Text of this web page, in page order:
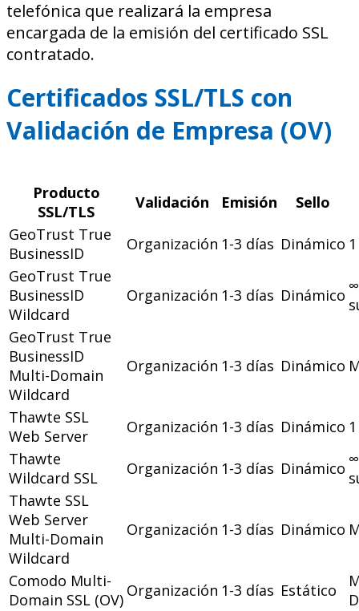
telefónica que realizará la empresa
encargada de la emisión del certificado SSL
contratado.
Certificados SSL/TLS con
Validación de Empresa (OV)
Producto
SSL/TLS
Validación Emisión
Sello
GeoTrust True
BusinessID
Organización 1-3 días Dinámico
GeoTrust True
BusinessID
Wildcard
Organización 1-3 días Dinámico ∞
GeoTrust True
BusinessID
Multi-Domain
Wildcard
Organización 1-3 días Dinámico
Thawte SSL
Web Server
Organización 1-3 días Dinámico
Thawte
Wildcard SSL
Organización 1-3 días Dinámico ∞
Thawte SSL
Web Server
Multi-Domain
Wildcard
Organización 1-3 días Dinámico
Comodo Multi-
Domain SSL (OV) Organización 1-3 días Estático